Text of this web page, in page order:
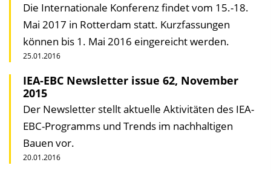
Die Internationale Konferenz findet vom 15.-18.
Mai 2017 in Rotterdam statt. Kurzfassungen
können bis 1. Mai 2016 eingereicht werden.
25.01.2016
IEA-EBC Newsletter issue 62, November
2015
Der Newsletter stellt aktuelle Aktivitäten des IEA-
EBC-Programms und Trends im nachhaltigen
Bauen vor.
20.01.2016